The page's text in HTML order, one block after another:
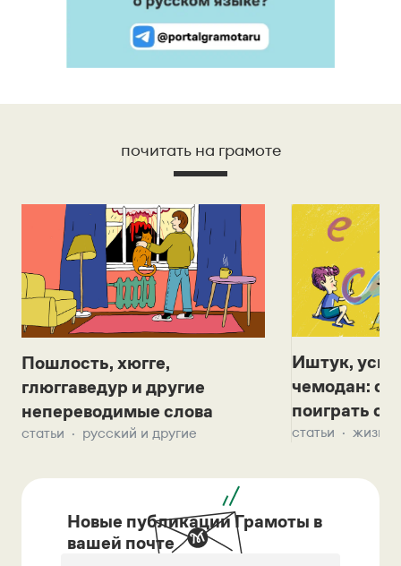
почитать на грамоте
Пошлость, хюгге,
глюггаведур и другие
непереводимые слова
статьи русский и другие
Иштук,
чемодан:
поиграть с
статьи жизнь
Новые публикации Грамоты в
вашей почте